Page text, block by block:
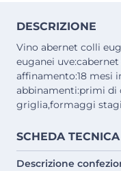
DESCRIZIONE
Vino abernet colli
euganei
affinamento:18 mesi
abbinamenti:primi di
griglia,formaggi
SCHEDA TECNICA
Descrizione